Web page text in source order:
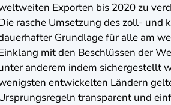
Exporten bis 2020 zu
rasche Umsetzung des zoll-
Grundlage für alle am
mit den Beschlüssen der
anderem indem sichergestellt
entwickelten Ländern
transparent und